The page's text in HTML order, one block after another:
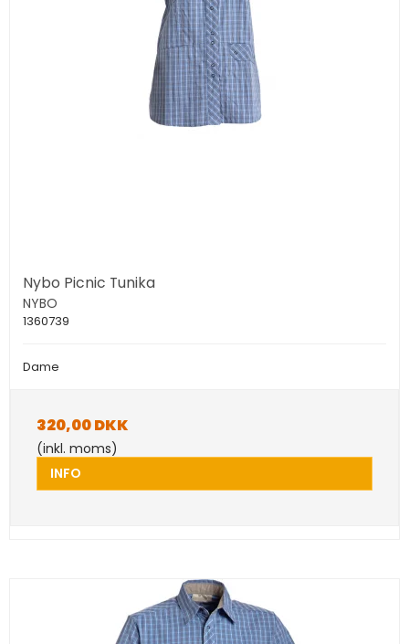
Nybo Picnic Tunika
NYBO
1360739
Dame
320,00 DKK
(inkl. moms)
INFO